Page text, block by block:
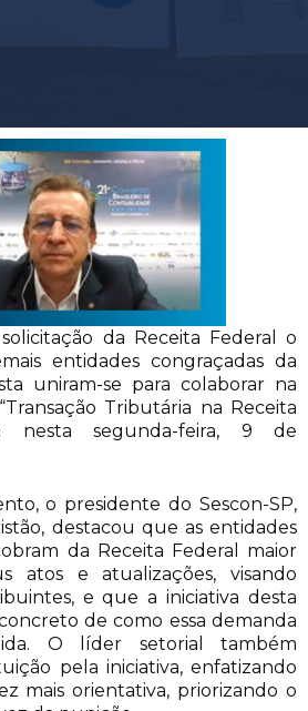
da Receita Federal o
entidades congraçadas da
uniram-se para colaborar na
Tributária na Receita
nesta segunda-feira, 9 de
o presidente do Sescon-SP,
destacou que as entidades
da Receita Federal maior
atos e atualizações, visando
e que a iniciativa desta
de como essa demanda
O líder setorial também
pela iniciativa, enfatizando
mais orientativa, priorizando o